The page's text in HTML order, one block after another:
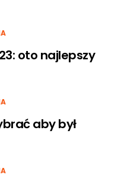
oto najlepszy
aby był